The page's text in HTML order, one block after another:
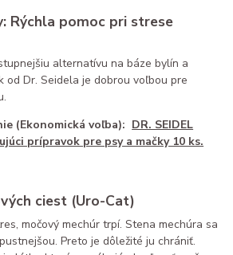
Rýchla pomoc pri strese
alternatívu na báze bylín a
od Dr. Seidela je dobrou voľbou pre
(Ekonomická voľba): DR. SEIDEL
prípravok pre psy a mačky 10 ks.
ciest (Uro-Cat)
močový mechúr trpí. Stena mechúra sa
Preto je dôležité ju chrániť.